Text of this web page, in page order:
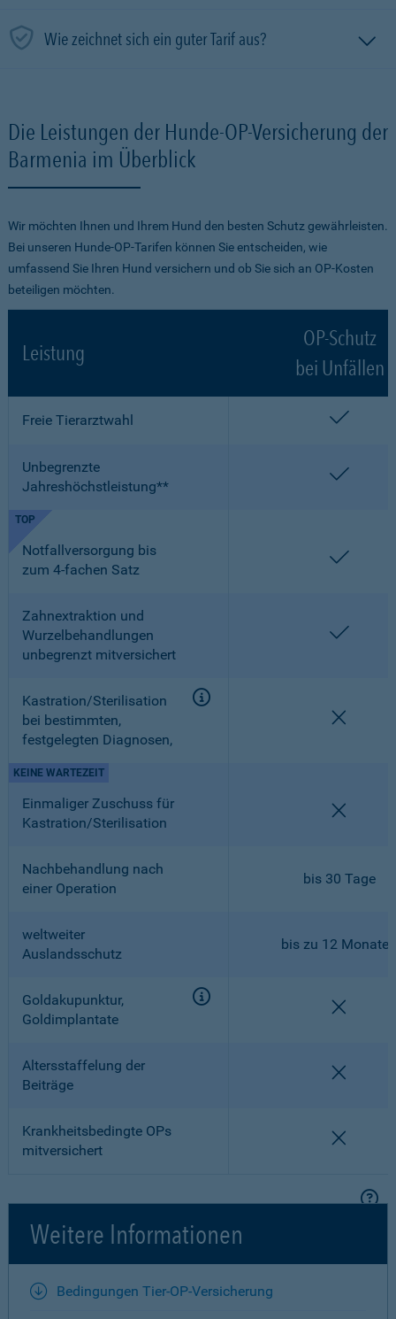
Wie zeichnet sich ein guter Tarif aus?
Die Leistungen der Hunde-OP-Versicherung der
Barmenia im Überblick
Wir möchten Ihnen und Ihrem Hund den besten Schutz gewährleisten.
Bei unseren Hunde-OP-Tarifen können Sie entscheiden, wie
umfassend Sie Ihren Hund versichern und ob Sie sich an OP-Kosten
beteiligen möchten.
Leistung
OP-Schutz
bei Unfällen
Freie Tierarztwahl
Unbegrenzte
Jahreshöchstleistung**
Notfallversorgung bis
zum 4-fachen Satz
TOP
Zahnextraktion und
Wurzelbehandlungen
unbegrenzt mitversichert
Kastration/Sterilisation
bei bestimmten,
festgelegten Diagnosen,
Einmaliger Zuschuss für
Kastration/Sterilisation
KEINE WARTEZEIT
Nachbehandlung nach
einer Operation
bis 30 Tage
weltweiter
Auslandsschutz
bis zu 12 Monaten
Goldakupunktur,
Goldimplantate
Altersstaffelung der
Beiträge
Krankheitsbedingte OPs
mitversichert
Weitere Informationen
Bedingungen Tier-OP-Versicherung